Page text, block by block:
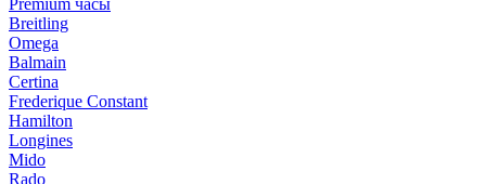
Premium часы
Breitling
Omega
Balmain
Certina
Frederique Constant
Hamilton
Longines
Mido
Rado